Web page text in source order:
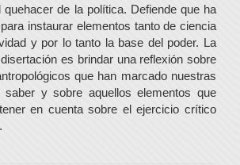
quehacer de la política. Defiende que ha
instaurar elementos tanto de ciencia
y por lo tanto la base del poder. La
es brindar una reflexión sobre
que han marcado nuestras
saber y sobre aquellos elementos que
en cuenta sobre el ejercicio crítico